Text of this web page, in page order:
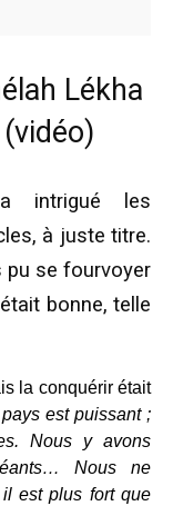
a intrigué les
à juste titre.
pu se fourvoyer
bonne, telle
la conquérir était
est puissant ;
Nous y avons
Nous ne
est plus fort que